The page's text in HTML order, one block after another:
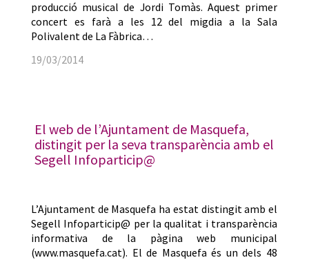
producció musical de Jordi Tomàs. Aquest primer
concert es farà a les 12 del migdia a la Sala
Polivalent de La Fàbrica…
19/03/2014
El web de l’Ajuntament de Masquefa,
distingit per la seva transparència amb el
Segell Infoparticip@
L’Ajuntament de Masquefa ha estat distingit amb el
Segell Infoparticip@ per la qualitat i transparència
informativa de la pàgina web municipal
(www.masquefa.cat). El de Masquefa és un dels 48